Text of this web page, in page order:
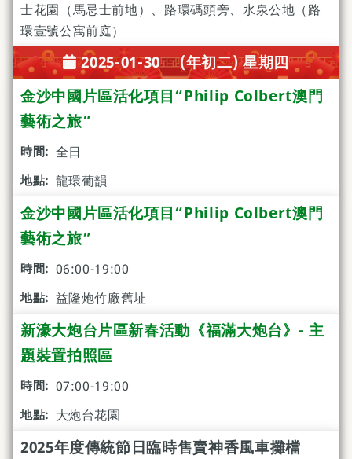
士花園（馬忌士前地）、路環碼頭旁、水泉公地（路
環壹號公寓前庭）
2025-01-30 (年初二) 星期四
金沙中國片區活化項目“Philip Colbert澳門
藝術之旅”
全日
龍環葡韻
金沙中國片區活化項目“Philip Colbert澳門
藝術之旅”
06:00-19:00
益隆炮竹廠舊址
新濠大炮台片區新春活動《福滿大炮台》- 主
題裝置拍照區
07:00-19:00
大炮台花園
2025年度傳統節日臨時售賣神香風車攤檔